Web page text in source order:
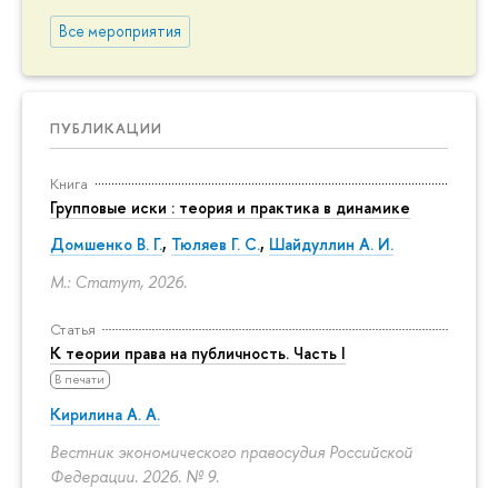
Все мероприятия
ПУБЛИКАЦИИ
Книга
Групповые иски : теория и практика в динамике
Домшенко В. Г., Тюляев Г. С., Шайдуллин А. И.
М.: Статут, 2026.
Статья
К теории права на публичность. Часть I
В печати
Кирилина А. А.
Вестник экономического правосудия Российской
Федерации. 2026. № 9.